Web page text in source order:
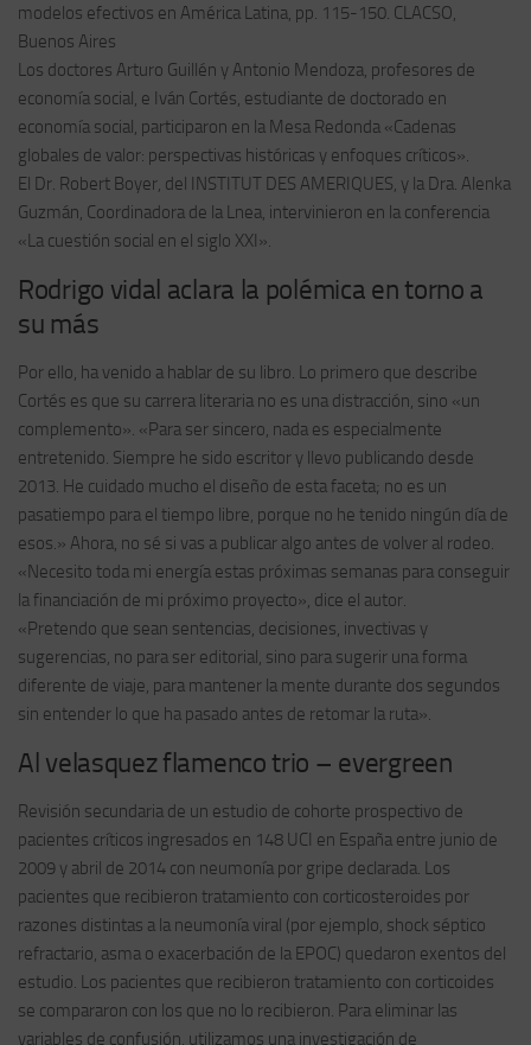
modelos efectivos en América Latina, pp. 115-150. CLACSO,
Buenos Aires
Los doctores Arturo Guillén y Antonio Mendoza, profesores de
economía social, e Iván Cortés, estudiante de doctorado en
economía social, participaron en la Mesa Redonda «Cadenas
globales de valor: perspectivas históricas y enfoques críticos».
El Dr. Robert Boyer, del INSTITUT DES AMERIQUES, y la Dra. Alenka
Guzmán, Coordinadora de la Lnea, intervinieron en la conferencia
«La cuestión social en el siglo XXI».
Rodrigo vidal aclara la polémica en torno a
su más
Por ello, ha venido a hablar de su libro. Lo primero que describe
Cortés es que su carrera literaria no es una distracción, sino «un
complemento». «Para ser sincero, nada es especialmente
entretenido. Siempre he sido escritor y llevo publicando desde
2013. He cuidado mucho el diseño de esta faceta; no es un
pasatiempo para el tiempo libre, porque no he tenido ningún día de
esos.» Ahora, no sé si vas a publicar algo antes de volver al rodeo.
«Necesito toda mi energía estas próximas semanas para conseguir
la financiación de mi próximo proyecto», dice el autor.
«Pretendo que sean sentencias, decisiones, invectivas y
sugerencias, no para ser editorial, sino para sugerir una forma
diferente de viaje, para mantener la mente durante dos segundos
sin entender lo que ha pasado antes de retomar la ruta».
Al velasquez flamenco trio – evergreen
Revisión secundaria de un estudio de cohorte prospectivo de
pacientes críticos ingresados en 148 UCI en España entre junio de
2009 y abril de 2014 con neumonía por gripe declarada. Los
pacientes que recibieron tratamiento con corticosteroides por
razones distintas a la neumonía viral (por ejemplo, shock séptico
refractario, asma o exacerbación de la EPOC) quedaron exentos del
estudio. Los pacientes que recibieron tratamiento con corticoides
se compararon con los que no lo recibieron. Para eliminar las
variables de confusión, utilizamos una investigación de